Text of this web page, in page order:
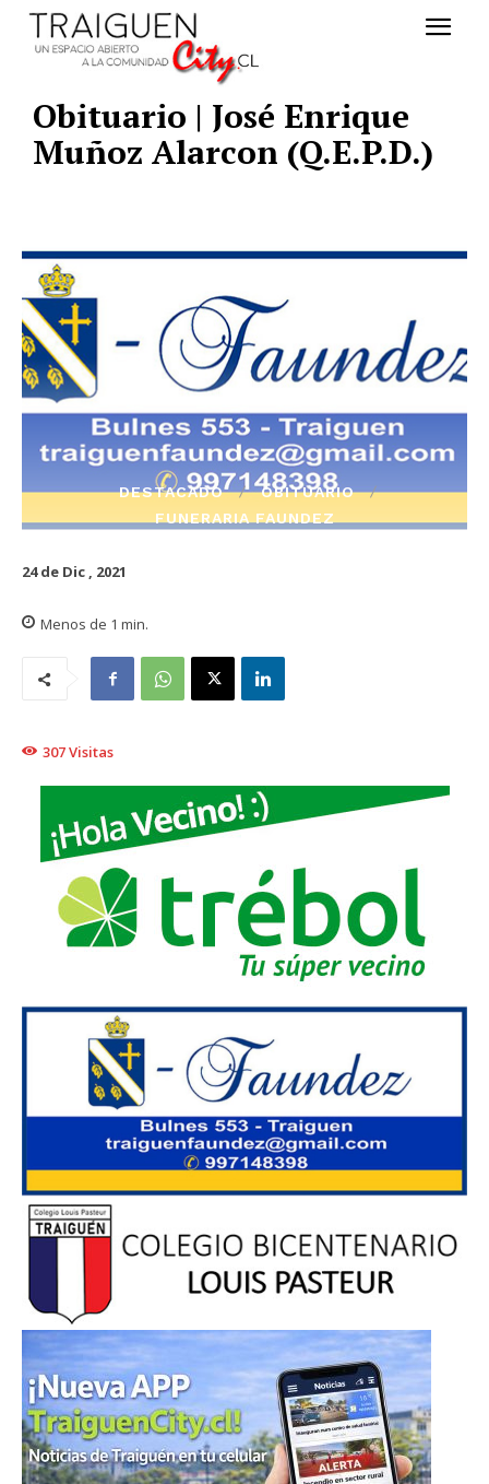
Obituario | José Enrique
Muñoz Alarcon (Q.E.P.D.)
DESTACADO
OBITUARIO
FUNERARIA FAUNDEZ
24 de Dic , 2021
Menos de 1 min.
307Visitas